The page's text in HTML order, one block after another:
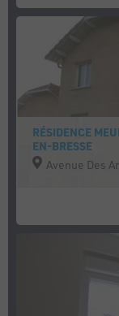
RÉSIDENCE
EN-BRESSE
Avenue Des